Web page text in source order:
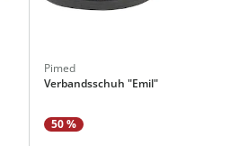
Pimed
Verbandsschuh "Emil"
50 %